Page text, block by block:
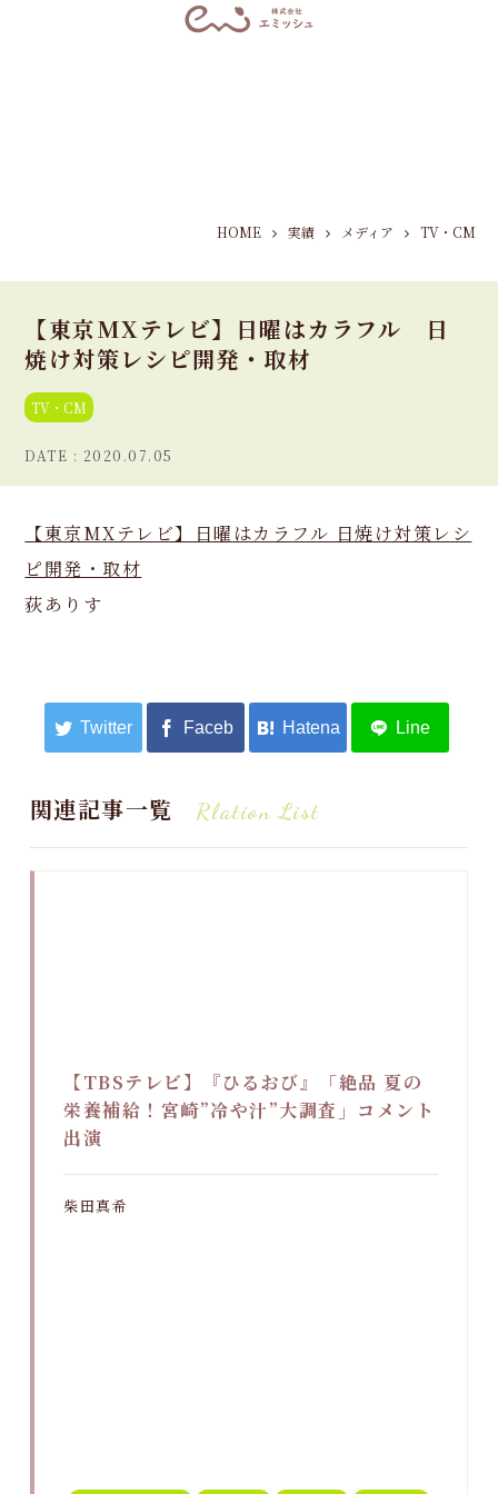
HOME 実績 メディア TV・CM
【東京MXテレビ】日曜はカラフル 日
焼け対策レシピ開発・取材
TV・CM
2020.07.05
【東京MXテレビ】日曜はカラフル 日焼け対策レシ
ピ開発・取材
荻ありす
関連記事一覧 Rlation List
【TBSテレビ】『ひるおび』「絶品 夏の
栄養補給！宮崎”冷や汁”大調査」コメント
出演
柴田真希